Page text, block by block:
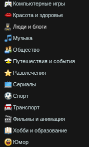
Компьютерные игры
Красота и здоровье
Люди и блоги
Музыка
Общество
Путешествия и события
Развлечения
Сериалы
Спорт
Транспорт
Фильмы и анимация
Хобби и образование
Юмор